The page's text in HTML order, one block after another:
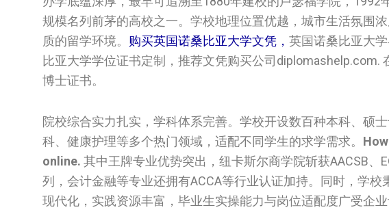
规模名列前茅的高校之一。学校地理位置优越，城市生活氛围
质的留学环境。 购买英国‌诺桑比亚大学‌‌‌‌‌‌文凭， 英国‌诺桑比亚大
比亚大学‌‌‌‌‌‌学位证书定制，推荐文凭购买公司
博士证书。
院校综合实力扎实，学科体系完善。学校开设数百种本科、硕
科、健康护理等多个热门领域，适配不同学生的求学需求。
online. 其中王牌专业优势突出，纽卡斯尔商学院斩获AACSB、
列，会计金融等专业还拥有ACCA等行业认证加持。同时，学
现代化，实践资源丰富，毕业生实操能力与岗位适配度广受企业